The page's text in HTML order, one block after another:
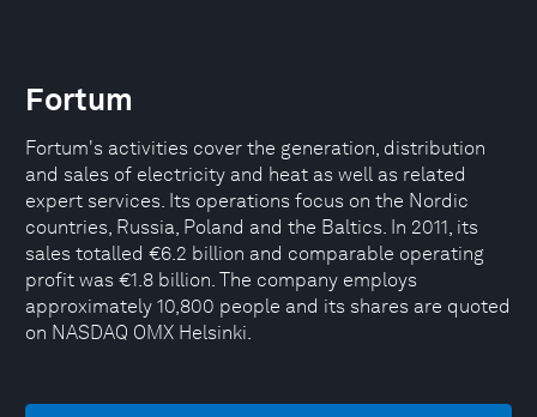
Fortum
Fortum's activities cover the generation, distribution
and sales of electricity and heat as well as related
expert services. Its operations focus on the Nordic
countries, Russia, Poland and the Baltics. In 2011, its
sales totalled €6.2 billion and comparable operating
profit was €1.8 billion. The company employs
approximately 10,800 people and its shares are quoted
on NASDAQ OMX Helsinki.